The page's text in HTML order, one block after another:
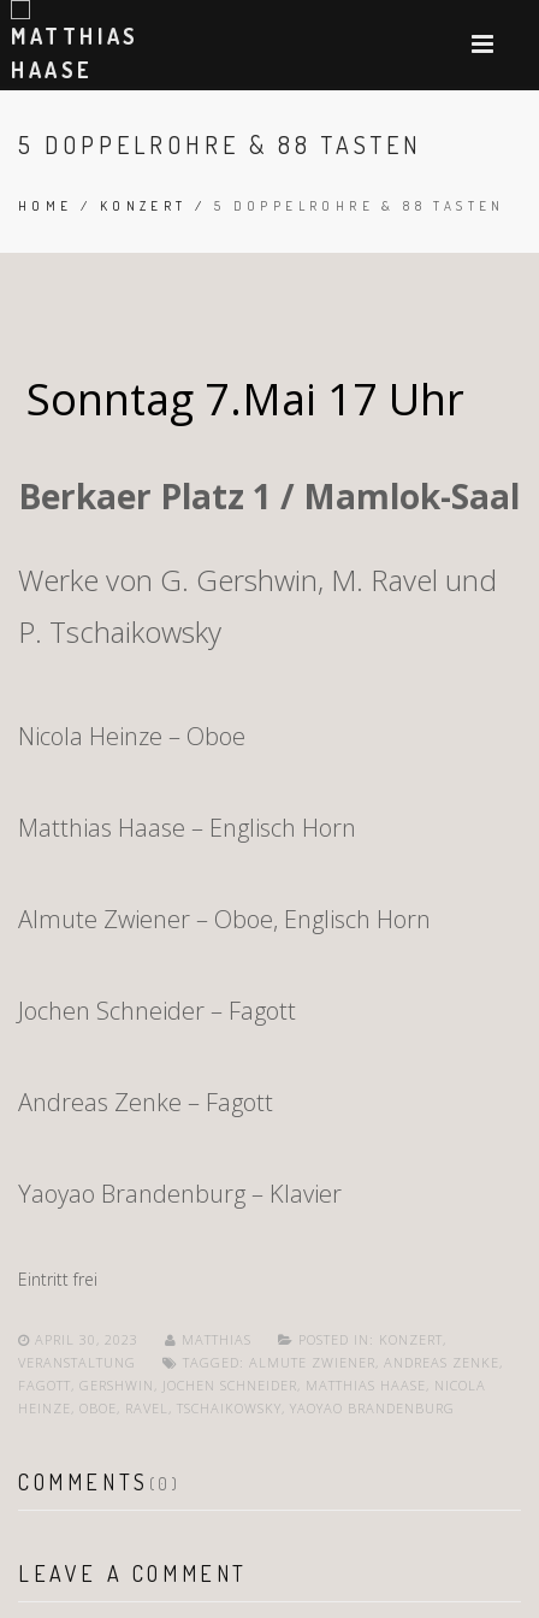
5 DOPPELROHRE & 88 TASTEN
HOME / KONZERT / 5 DOPPELROHRE & 88 TASTEN
Sonntag 7.Mai 17 Uhr
Berkaer Platz 1 / Mamlok-Saal
Werke von G. Gershwin, M. Ravel und
P. Tschaikowsky
Nicola Heinze – Oboe
Matthias Haase – Englisch Horn
Almute Zwiener – Oboe, Englisch Horn
Jochen Schneider – Fagott
Andreas Zenke – Fagott
Yaoyao Brandenburg – Klavier
Eintritt frei
APRIL 30, 2023 MATTHIAS POSTED IN: KONZERT
VERANSTALTUNG
TAGGED: ALMUTE ZWIENER ANDREAS ZENKE
FAGOTT GERSHWIN JOCHEN SCHNEIDER MATTHIAS HAASE
NICOLA
HEINZE OBOE RAVEL TSCHAIKOWSKY YAOYAO BRANDENBURG
COMMENTS (0)
LEAVE A COMMENT